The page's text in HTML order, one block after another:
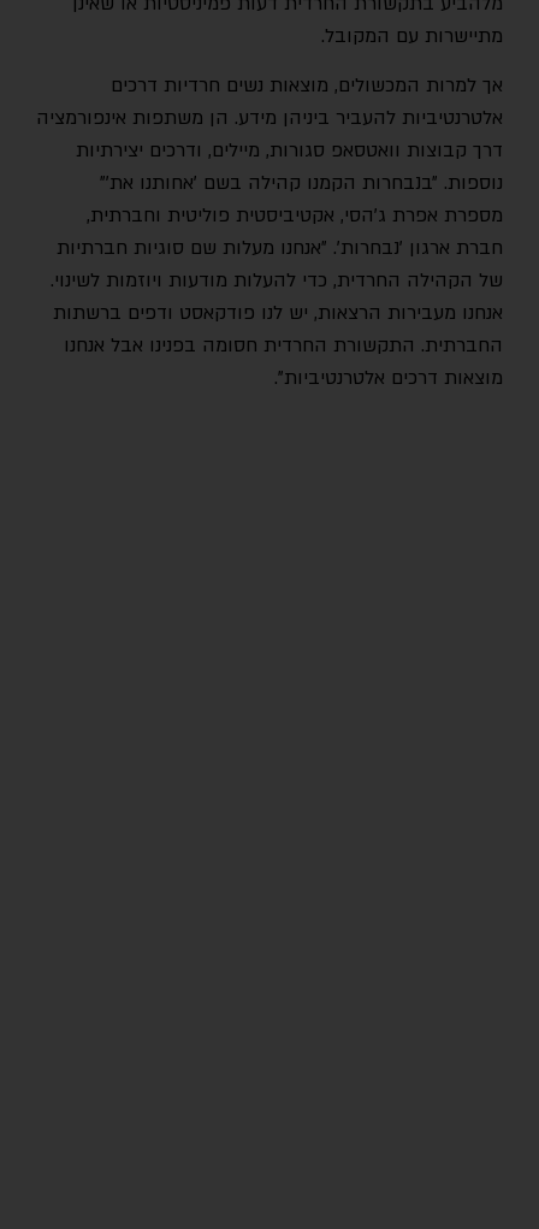
מתיישרות עם המקובל.
אך למרות המכשולים, מוצאות נשים חרדיות דרכים
אלטרנטיביות להעביר ביניהן מידע. הן משתפות אינפורמציה
דרך קבוצות וואטסאפ סגורות, מיילים, ודרכים יצירתיות
נוספות. ״בנבחרות הקמנו קהילה בשם ׳אחותנו את׳״
מספרת אפרת ג'הסי, אקטיביסטית פוליטית וחברתית,
חברת ארגון ׳נבחרות׳. ״אנחנו מעלות שם סוגיות חברתיות
של הקהילה החרדית, כדי להעלות מודעות ויוזמות לשינוי.
אנחנו מעבירות הרצאות, יש לנו פודקאסט ודפים ברשתות
החברתית. התקשורת החרדית חסומה בפנינו אבל אנחנו
מוצאות דרכים אלטרנטיביות".